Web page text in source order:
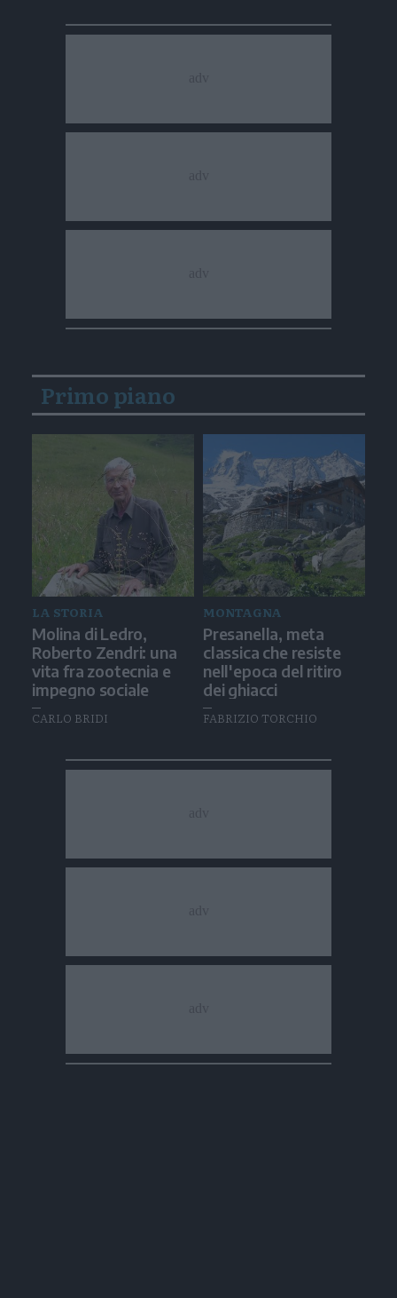
Primo piano
LA STORIA
Molina di Ledro,
Roberto Zendri: una
vita fra zootecnia e
impegno sociale
CARLO BRIDI
MONTAGNA
Presanella, meta
classica che resiste
nell'epoca del ritiro
dei ghiacci
FABRIZIO TORCHIO